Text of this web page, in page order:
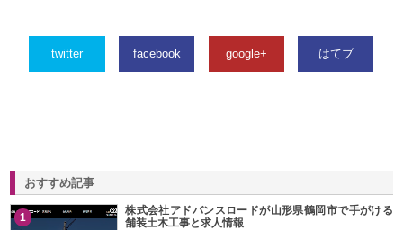
twitter facebook google+ はてブ
おすすめ記事
1
株式会社アドバンスロードが山形県鶴岡市で手がける
舗装土木工事と求人情報